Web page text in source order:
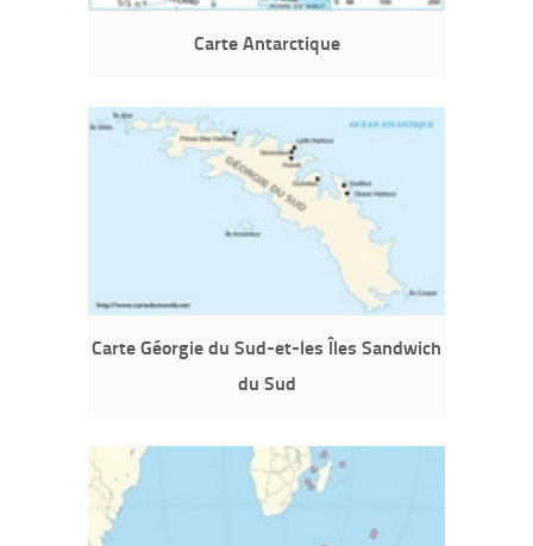
Carte Antarctique
Carte Géorgie du Sud-et-les Îles Sandwich
du Sud